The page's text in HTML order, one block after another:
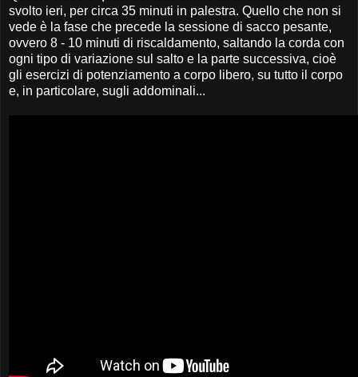
svolto ieri, per circa 35 minuti in palestra. Quello che non si
vede è la fase che precede la sessione di sacco pesante,
ovvero 8 - 10 minuti di riscaldamento, saltando la corda con
ogni tipo di variazione sul salto e la parte successiva, cioè
gli esercizi di potenziamento a corpo libero, su tutto il corpo
e, in particolare, sugli addominali...